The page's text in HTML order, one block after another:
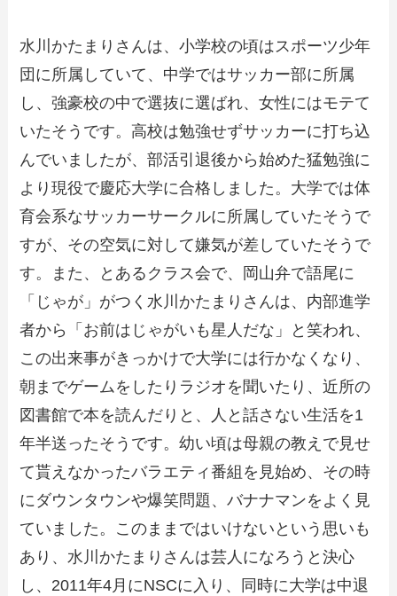
水川かたまりさんは、小学校の頃はスポーツ少年
団に所属していて、中学ではサッカー部に所属
し、強豪校の中で選抜に選ばれ、女性にはモテて
いたそうです。高校は勉強せずサッカーに打ち込
んでいましたが、部活引退後から始めた猛勉強に
より現役で慶応大学に合格しました。大学では体
育会系なサッカーサークルに所属していたそうで
すが、その空気に対して嫌気が差していたそうで
す。また、とあるクラス会で、岡山弁で語尾に
「じゃが」がつく水川かたまりさんは、内部進学
者から「お前はじゃがいも星人だな」と笑われ、
この出来事がきっかけで大学には行かなくなり、
朝までゲームをしたりラジオを聞いたり、近所の
図書館で本を読んだりと、人と話さない生活を1
年半送ったそうです。幼い頃は母親の教えで見せ
て貰えなかったバラエティ番組を見始め、その時
にダウンタウンや爆笑問題、バナナマンをよく見
ていました。このままではいけないという思いも
あり、水川かたまりさんは芸人になろうと決心
し、2011年4月にNSCに入り、同時に大学は中退